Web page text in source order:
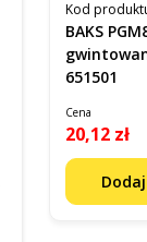
Kod
BAKS
651501
Cena
20,12 zł